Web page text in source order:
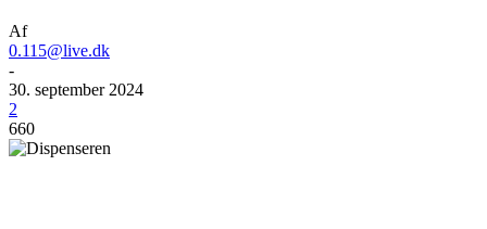
Af
0.115@live.dk
-
30. september 2024
2
660